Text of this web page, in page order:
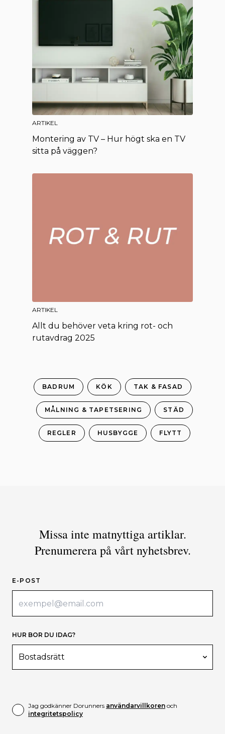
ARTIKEL
Montering av TV – Hur högt ska en TV
sitta på väggen?
ARTIKEL
Allt du behöver veta kring rot- och
rutavdrag 2025
BADRUM KÖK TAK & FASAD
MÅLNING & TAPETSERING STÄD
REGLER HUSBYGGE FLYTT
Missa inte matnyttiga artiklar.
Prenumerera på vårt nyhetsbrev.
E-POST
HUR BOR DU IDAG?
Jag godkänner Dorunners användarvillkoren och
integritetspolicy